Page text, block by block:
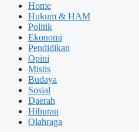
Home
Hukum & HAM
Politik
Ekonomi
Pendidikan
Opini
Mistis
Budaya
Sosial
Daerah
Hiburan
Olahraga